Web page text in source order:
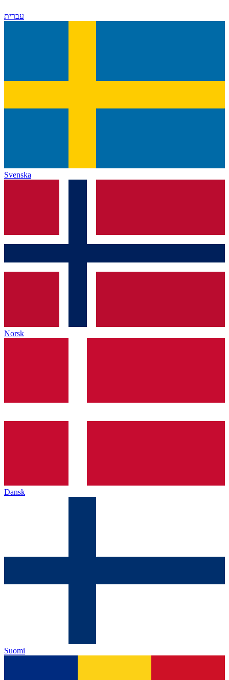
עברית
Svenska
Norsk
Dansk
Suomi